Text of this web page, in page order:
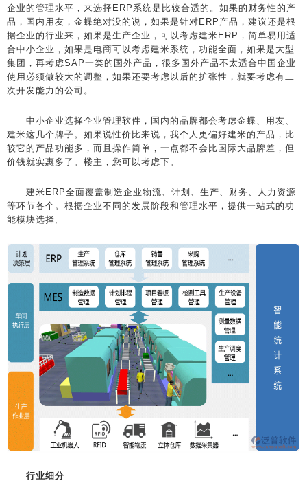
企业的管理水平，来选择ERP系统是比较合适的。如果的财务性的产
品，国内用友，金蝶绝对没的说，如果是针对ERP产品，建议还是根
据企业的行业来，如果是生产企业，可以考虑建米ERP，简单易用适
合中小企业，如果是电商可以考虑建米系统，功能全面，如果是大型
集团，再考虑SAP一类的国外产品，很多国外产品不太适合中国企业
使用必须做较大的调整，如果还要考虑以后的扩张性，就要考虑有二
次开发能力的公司。
中小企业选择企业管理软件，国内的品牌都会考虑金蝶、用友、
建米这几个牌子。如果说性价比来说，我个人更偏好建米的产品，比
较它的产品功能多，而且操作简单，一点都不会比国际大品牌差，但
价钱就实惠多了。楼主，您可以考虑下。
建米ERP全面覆盖制造企业物流、计划、生产、财务、人力资源
等环节各个。根据企业不同的发展阶段和管理水平，提供一站式的功
能模块选择;
行业细分